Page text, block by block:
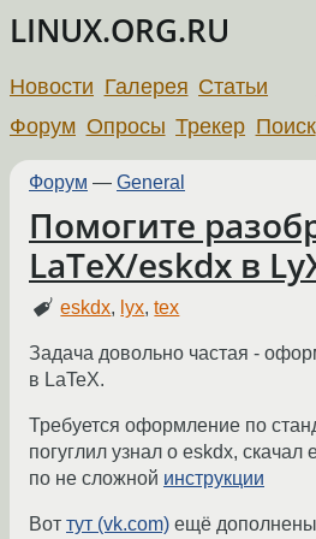
LINUX.ORG.RU
Новости Галерея Статьи
Форум Опросы Трекер Поиск
Форум — General
Помогите
LaTeX/eskdx в
eskdx, lyx,tex
Задача довольно частая -
в LaTeX.
Требуется оформление по
погуглил узнал о eskdx, скачал
по не сложной инструкции
Вот тут (vk.com) ещё